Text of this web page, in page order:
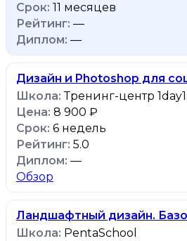
11 месяцев
—
—
Дизайн и Photoshop для
Тренинг-центр
8 900 ₽
6 недель
5.0
—
Обзор
Ландшафтный дизайн.
PentaSchool